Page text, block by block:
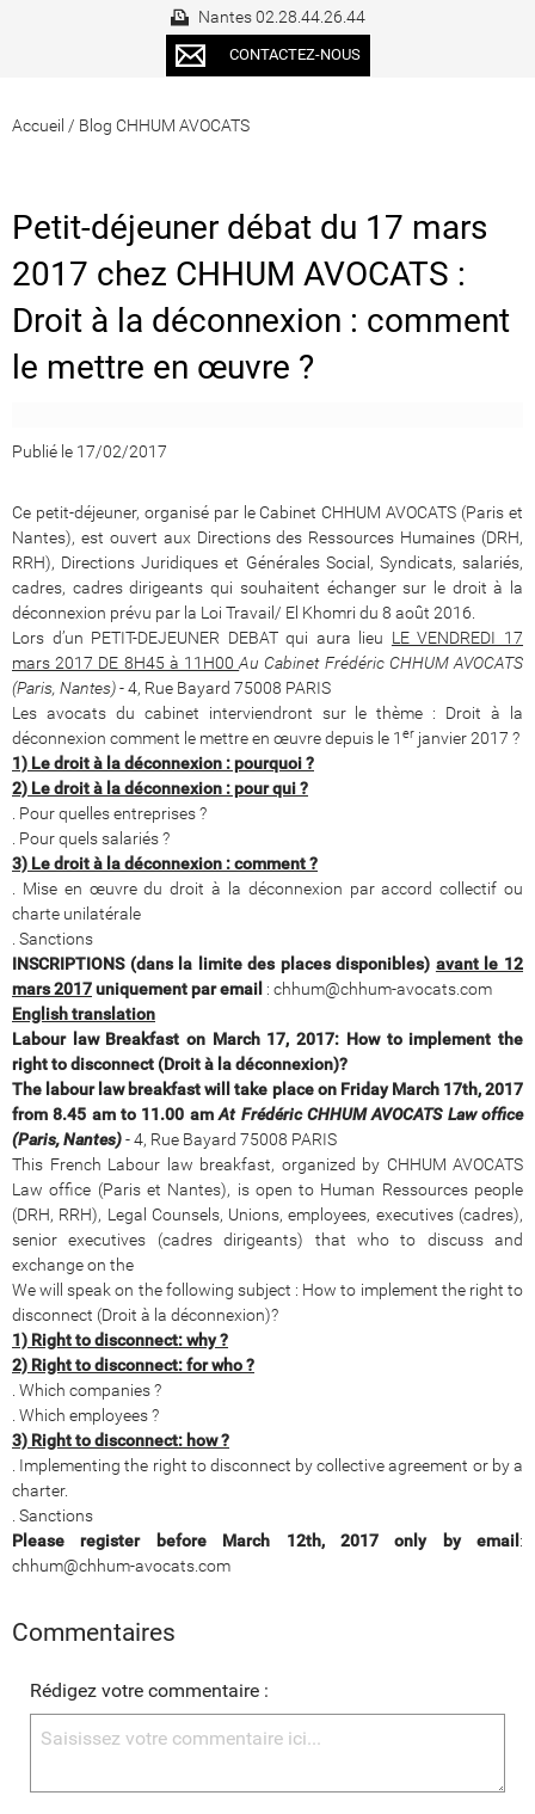
Nantes 02.28.44.26.44
CONTACTEZ-NOUS
Accueil / Blog CHHUM AVOCATS
Petit-déjeuner débat du 17 mars
2017 chez CHHUM AVOCATS :
Droit à la déconnexion : comment
le mettre en œuvre ?
Publié le 17/02/2017
Ce petit-déjeuner, organisé par le Cabinet CHHUM AVOCATS (Paris et
Nantes), est ouvert aux Directions des Ressources Humaines (DRH,
RRH), Directions Juridiques et Générales Social, Syndicats, salariés,
cadres, cadres dirigeants qui souhaitent échanger sur le droit à la
déconnexion prévu par la Loi Travail/ El Khomri du 8 août 2016.
Lors d’un PETIT-DEJEUNER DEBAT qui aura lieu LE VENDREDI 17
mars 2017 DE 8H45 à 11H00Au Cabinet Frédéric CHHUM AVOCATS
(Paris, Nantes)- 4, Rue Bayard 75008 PARIS
Les avocats du cabinet interviendront sur le thème : Droit à la
déconnexion comment le mettre en œuvre depuis le 1 er janvier 2017 ?
1) Le droit à la déconnexion : pourquoi ?
2) Le droit à la déconnexion : pour qui ?
. Pour quelles entreprises ?
. Pour quels salariés ?
3) Le droit à la déconnexion : comment ?
. Mise en œuvre du droit à la déconnexion par accord collectif ou
charte unilatérale
. Sanctions
INSCRIPTIONS (dans la limite des places disponibles) avant le 12
mars 2017uniquement par email : chhum@chhum-avocats.com
English translation
Labour law Breakfast on March 17, 2017: How to implement the
right to disconnect (Droit à la déconnexion)?
The labour law breakfast will take place on Friday March 17th, 2017
from 8.45 am to 11.00 amAt Frédéric CHHUM AVOCATS Law office
(Paris, Nantes)- 4, Rue Bayard 75008 PARIS
This French Labour law breakfast, organized by CHHUM AVOCATS
Law office (Paris et Nantes), is open to Human Ressources people
(DRH, RRH), Legal Counsels, Unions, employees, executives (cadres),
senior executives (cadres dirigeants) that who to discuss and
exchange on the
We will speak on the following subject : How to implement the right to
disconnect (Droit à la déconnexion)?
1) Right to disconnect: why ?
2) Right to disconnect: for who ?
. Which companies ?
. Which employees ?
3) Right to disconnect: how ?
. Implementing the right to disconnect by collective agreement or by a
charter.
. Sanctions
Please register before March 12th, 2017 only by email :
chhum@chhum-avocats.com
Commentaires
Rédigez votre commentaire :